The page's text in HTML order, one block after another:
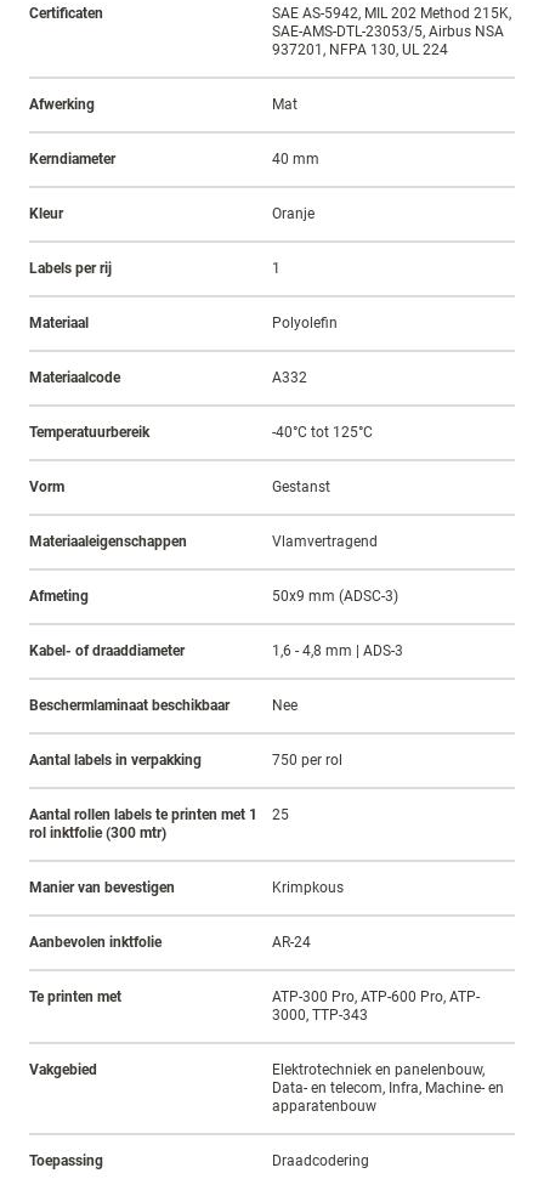
Certificaten
SAE AS-5942, MIL 202 Method 215K,
SAE-AMS-DTL-23053/5, Airbus NSA
937201, NFPA 130, UL 224
Afwerking Mat
Kerndiameter 40 mm
Kleur Oranje
Labels per rij 1
Materiaal Polyolefin
Materiaalcode A332
Temperatuurbereik -40°C tot 125°C
Vorm Gestanst
Materiaaleigenschappen Vlamvertragend
Afmeting 50x9 mm (ADSC-3)
Kabel- of draaddiameter 1,6 - 4,8 mm | ADS-3
Beschermlaminaat beschikbaar Nee
Aantal labels in verpakking 750 per rol
Aantal rollen labels te printen met 1
rol inktfolie (300 mtr)
25
Manier van bevestigen Krimpkous
Aanbevolen inktfolie AR-24
Te printen met
ATP-300 Pro, ATP-600 Pro, ATP-
3000, TTP-343
Vakgebied
Elektrotechniek en panelenbouw,
Data- en telecom, Infra, Machine- en
apparatenbouw
Toepassing Draadcodering